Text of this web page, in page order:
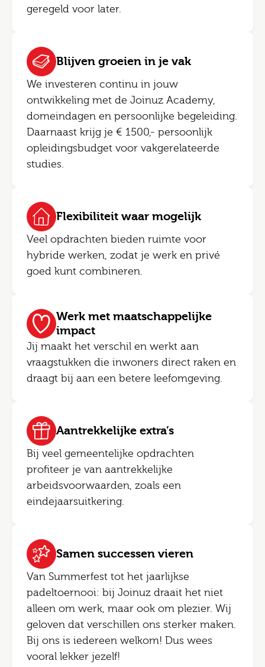
geregeld voor later.
Blijven groeien in je vak
We investeren continu in jouw
ontwikkeling met de Joinuz Academy,
domeindagen en persoonlijke begeleiding.
Daarnaast krijg je € 1500,- persoonlijk
opleidingsbudget voor vakgerelateerde
studies.
Flexibiliteit waar mogelijk
Veel opdrachten bieden ruimte voor
hybride werken, zodat je werk en privé
goed kunt combineren.
Werk met maatschappelijke
impact
Jij maakt het verschil en werkt aan
vraagstukken die inwoners direct raken en
draagt bij aan een betere leefomgeving.
Aantrekkelijke extra’s
Bij veel gemeentelijke opdrachten
profiteer je van aantrekkelijke
arbeidsvoorwaarden, zoals een
eindejaarsuitkering.
Samen successen vieren
Van Summerfest tot het jaarlijkse
padeltoernooi: bij Joinuz draait het niet
alleen om werk, maar ook om plezier. Wij
geloven dat verschillen ons sterker maken.
Bij ons is iedereen welkom! Dus wees
vooral lekker jezelf!